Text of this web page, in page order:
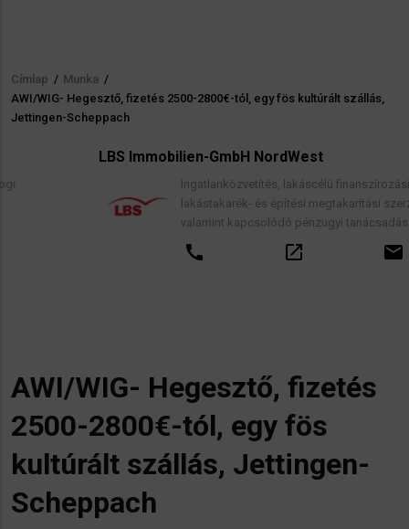
Morzsa
Címlap / Munka /
AWI/WIG- Hegesztő, fizetés 2500-2800€-tól, egy fös kultúrált szállás,
Jettingen-Scheppach
LBS Immobilien-GmbH NordWest
Ingatlanközvetítés, lakáscélú finanszírozási hitelek,
lakástakarék- és építési megtakarítási szerződések,
valamint kapcsolódó pénzügyi tanácsadás.
AWI/WIG- Hegesztő, fizetés
2500-2800€-tól, egy fös
kultúrált szállás, Jettingen-
Scheppach